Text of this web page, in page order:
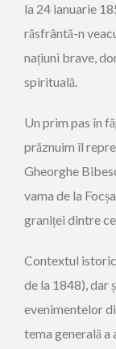
la 24 ianuarie
răsfrântă-n
națiuni brave,
spirituală.
Un prim pas în
prăznuim îl
Gheorghe
vama de la
graniței dintre
Contextul
de la 1848), dar
evenimentelor
tema generală